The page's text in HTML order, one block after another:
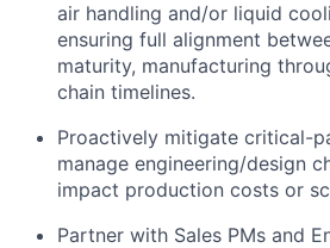
air handling and/or liquid
ensuring full alignment
maturity, manufacturing
chain timelines.
Proactively mitigate critical-
manage engineering/design
impact production costs or
Partner with Sales PMs and